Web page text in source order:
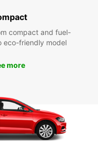
compact and fuel-
eco-friendly model
more